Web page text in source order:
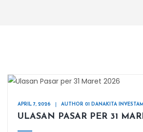
APRIL 7, 2026 AUTHOR 01 DANAKITA
ULASAN PASAR PER 31